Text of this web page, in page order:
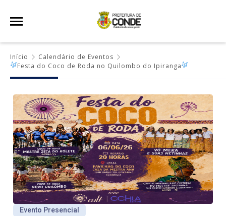
Início
Calendário de Eventos
Festa do Coco de Roda no Quilombo do Ipiranga
Evento Presencial